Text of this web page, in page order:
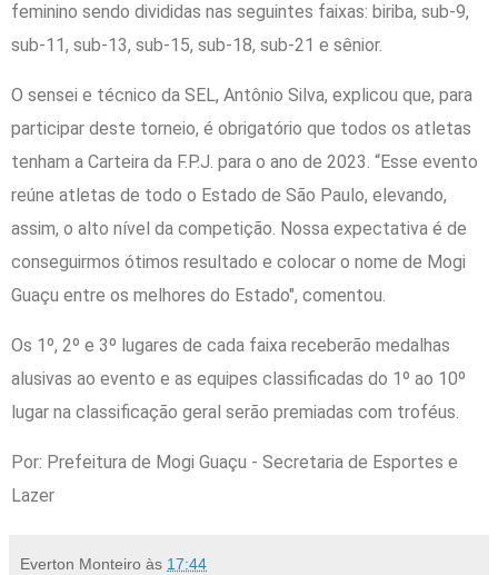
feminino sendo divididas nas seguintes faixas: biriba, sub-9,
sub-11, sub-13, sub-15, sub-18, sub-21 e sênior.
O sensei e técnico da SEL, Antônio Silva, explicou que, para
participar deste torneio, é obrigatório que todos os atletas
tenham a Carteira da F.P.J. para o ano de 2023. “Esse evento
reúne atletas de todo o Estado de São Paulo, elevando,
assim, o alto nível da competição. Nossa expectativa é de
conseguirmos ótimos resultado e colocar o nome de Mogi
Guaçu entre os melhores do Estado", comentou.
Os 1º, 2º e 3º lugares de cada faixa receberão medalhas
alusivas ao evento e as equipes classificadas do 1º ao 10º
lugar na classificação geral serão premiadas com troféus.
Por: Prefeitura de Mogi Guaçu - Secretaria de Esportes e
Lazer
Everton Monteiro às 17:44